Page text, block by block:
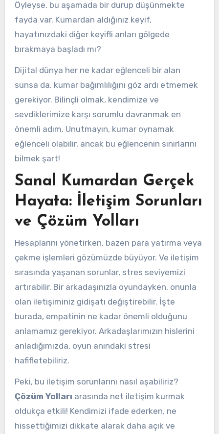
Öyleyse, bu aşamada bir durup düşünmekte
fayda var. Kumardan aldığınız keyif,
hayatınızdaki diğer keyifli anları gölgede
bırakmaya başladı mı?
Dijital dünya her ne kadar eğlenceli bir alan
sunsa da, kumar bağımlılığını göz ardı etmemek
gerekiyor. Bilinçli olmak, kendimize ve
sevdiklerimize karşı sorumlu davranmak en
önemli adım. Unutmayın, kumar oynamak
eğlenceli olabilir, ancak bu eğlencenin sınırlarını
bilmek şart!
Sanal Kumardan Gerçek
Hayata: İletişim Sorunları
ve Çözüm Yolları
Hesaplarını yönetirken, bazen para yatırma veya
çekme işlemleri gözümüzde büyüyor. Ve iletişim
sırasında yaşanan sorunlar, stres seviyemizi
artırabilir. Bir arkadaşınızla oyundayken, onunla
olan iletişiminiz gidişatı değiştirebilir. İşte
burada, empatinin ne kadar önemli olduğunu
anlamamız gerekiyor. Arkadaşlarımızın hislerini
anladığımızda, oyun anındaki stresi
hafifletebiliriz.
Peki, bu iletişim sorunlarını nasıl aşabiliriz?
Çözüm Yolları arasında net iletişim kurmak
oldukça etkili! Kendimizi ifade ederken, ne
hissettiğimizi dikkate alarak daha açık ve